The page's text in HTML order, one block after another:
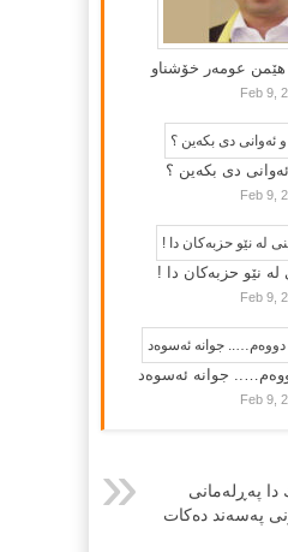
عومه‌ر خۆشناو
Feb 9,
دی بكەین ؟
Feb 9,
لە نێو حزبەکان دا !
Feb 9,
جوانە ئەسوەد
Feb 9,
پەڕلەمانى
پەسەند دەكات